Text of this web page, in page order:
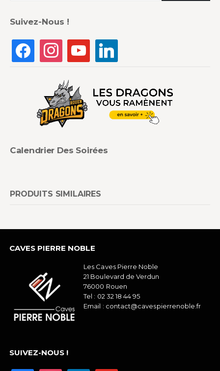
Suivez-Nous !
Calendrier Des Soirées
PRODUITS SIMILAIRES
CAVES PIERRE NOBLE
Les Caves Pierre Noble
21 Boulevard de Verdun
76000 Rouen
Tel : 02 32 18 44 95
Email : contact@cavespierrenoble.fr
SUIVEZ-NOUS !